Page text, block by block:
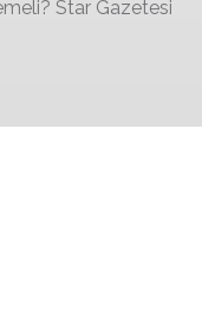
Star Gazetesi